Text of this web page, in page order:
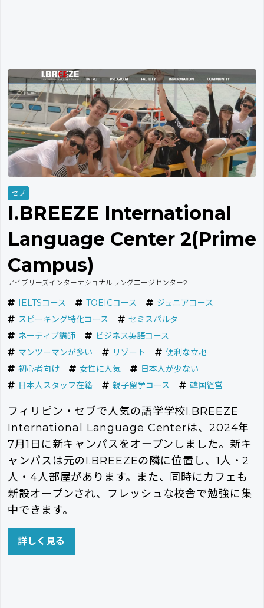
セブ
I.BREEZE International
Language Center 2(Prime
Campus)
アイブリーズインターナショナルラングエージセンター2
IELTSコース TOEICコース
ジュニアコース
スピーキング特化コース
セミスパルタ
ネーティブ講師
ビジネス英語コース
マンツーマンが多い
リゾート
便利な立地
初心者向け
女性に人気
日本人が少ない
日本人スタッフ在籍
親子留学コース 韓国経営
フィリピン・セブで人気の語学学校I.BREEZE
International Language Centerは、2024年
7月1日に新キャンパスをオープンしました。新キ
ャンパスは元のI.BREEZEの隣に位置し、1人・2
人・4人部屋があります。また、同時にカフェも
新設オープンされ、フレッシュな校舎で勉強に集
中できます。
詳しく見る